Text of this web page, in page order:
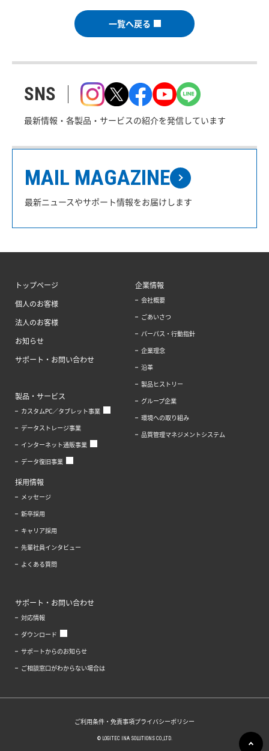
一覧へ戻る
SNS
最新情報・各製品・サービスの紹介を発信しています
MAIL MAGAZINE
最新ニュースやサポート情報をお届けします
トップページ
個人のお客様
法人のお客様
お知らせ
サポート・お問い合わせ
製品・サービス
カスタムPC／タブレット事業
データストレージ事業
インターネット通販事業
データ復旧事業
企業情報
会社概要
ごあいさつ
パーパス・行動指針
企業理念
沿革
製品ヒストリー
グループ企業
環境への取り組み
品質管理マネジメントシステム
採用情報
メッセージ
新卒採用
キャリア採用
先輩社員インタビュー
よくある質問
サポート・お問い合わせ
対応情報
ダウンロード
サポートからのお知らせ
ご相談窓口がわからない場合は
ご利用条件・免責事項プライバシーポリシー
© LOGITEC INA SOLUTIONS CO.,LTD.